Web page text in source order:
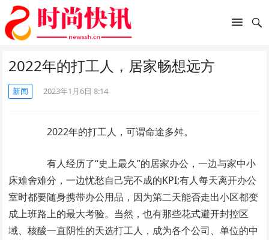
2022年的打工人，居家畅想远方
新闻 2023年1月6日 8:14
2022年的打工人，可谓命途多舛。
有人经历了“史上最久”的居家办公，一边与家中小
床难舍难分，一边忧愁自己完不成的KPI;有人每天离开办公
室时都要随身携带办公用品，因为第二天能否走出小区都变
成上班路上的最大考验。当然，也有那些花式避开封控区
域、核酸一直阴性的天选打工人，成为各个公司、单位的中